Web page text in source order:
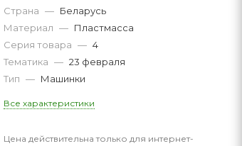
Страна — Беларусь
Материал — Пластмасса
Серия товара — 4
Тематика — 23 февраля
Тип — Машинки
Все характеристики
Цена действительна только для интернет-